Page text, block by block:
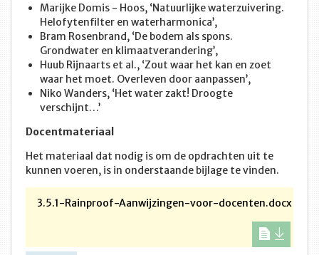
Marijke Domis - Hoos, ‘Natuurlijke waterzuivering.
Helofytenfilter en waterharmonica’,
Bram Rosenbrand, ‘De bodem als spons.
Grondwater en klimaatverandering’,
Huub Rijnaarts et al., ‘Zout waar het kan en zoet
waar het moet. Overleven door aanpassen’,
Niko Wanders, ‘Het water zakt! Droogte
verschijnt…’
Docentmateriaal
Het materiaal dat nodig is om de opdrachten uit te
kunnen voeren, is in onderstaande bijlage te vinden.
3.5.1-Rainproof-Aanwijzingen-voor-docenten.docx